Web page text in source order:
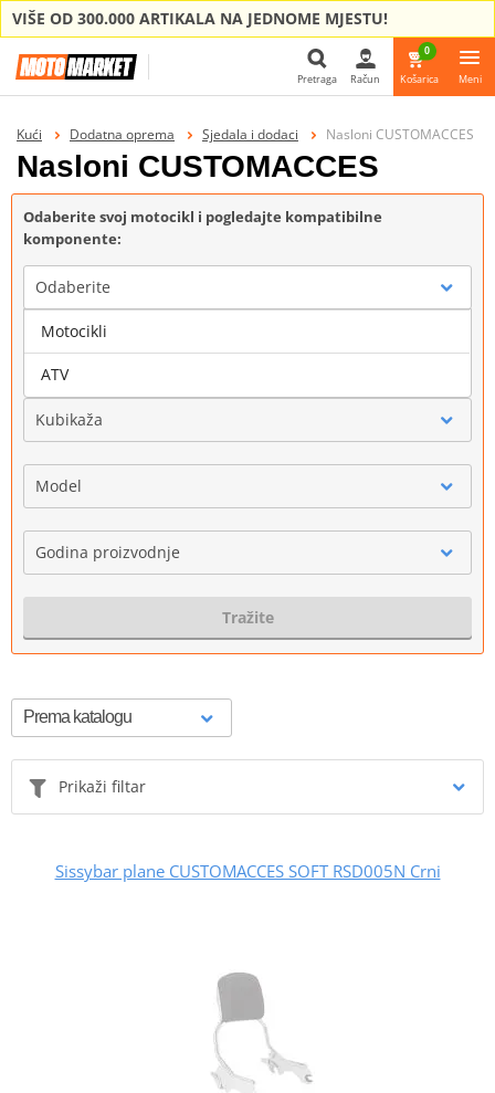
VIŠE OD 300.000 ARTIKALA NA JEDNOME MJESTU!
Pretraga
Pretraga Račun
0
Košarica Meni
Kući Dodatna oprema Sjedala i dodaci Nasloni CUSTOMACCES
Nasloni CUSTOMACCES
Odaberite svoj motocikl i pogledajte kompatibilne
komponente:
Odaberite
Marka
Kubikaža
Model
Godina proizvodnje
Tražite
Prikaži filtar
Sissybar plane CUSTOMACCES SOFT RSD005N Crni
Motocikli
ATV